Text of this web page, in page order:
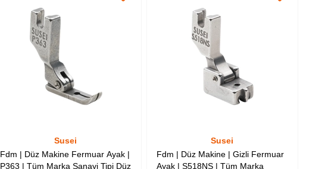
Susei
Fdm | Düz Makine Fermuar Ayak |
P363 | Tüm Marka Sanayi Tipi Düz
Susei
Fdm | Düz Makine | Gizli Fermuar
Ayak | S518NS | Tüm Marka